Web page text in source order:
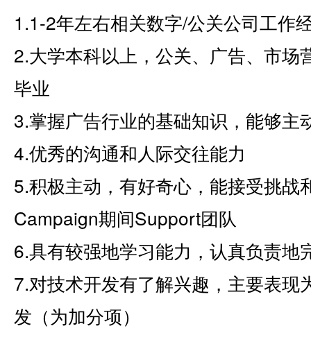
1.1-2年左右相关数字/公关公司工作
2.大学本科以上，公关、广告、市场
毕业
3.掌握广告行业的基础知识，能够主
4.优秀的沟通和人际交往能力
5.积极主动，有好奇心，能接受挑战
Campaign期间Support团队
6.具有较强地学习能力，认真负责地
7.对技术开发有了解兴趣，主要表
发（为加分项）